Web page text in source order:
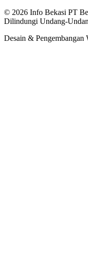
© 2026 Info Bekasi PT
Dilindungi Undang-
Desain & Pengembangan